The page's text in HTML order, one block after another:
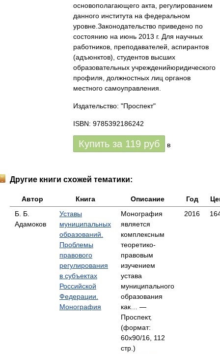
основополагающего акта, регулированием
данного института на федеральном
уровне.Законодательство приведено по
состоянию на июнь 2013 г. Для научных
работников, преподавателей, аспирантов
(адъюнктов), студентов высших
образовательных учрежденийюридического
профиля, должностных лиц органов
местного самоуправления.
Издательство: "Проспект"
ISBN: 9785392186242
Купить за 119 руб в
Другие книги схожей тематики:
Автор Книга Описание Год
Б. Б.
Адамоков
Уставы
муниципальных
образований.
Проблемы
правового
регулирования
в субъектах
Российской
Федерации.
Монография
Монография
является
комплексным
теоретико-
правовым
изучением
устава
муниципального
образования
как… —
Проспект,
(формат:
60x90/16, 112
стр.)
2016